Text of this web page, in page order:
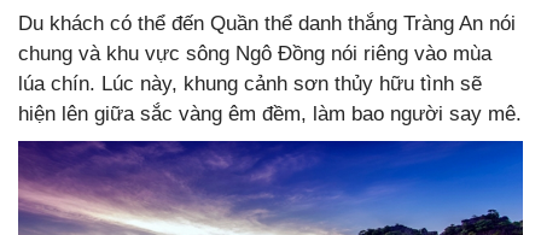
Du khách có thể đến Quần thể danh thắng Tràng An nói
chung và khu vực sông Ngô Đồng nói riêng vào mùa
lúa chín. Lúc này, khung cảnh sơn thủy hữu tình sẽ
hiện lên giữa sắc vàng êm đềm, làm bao người say mê.